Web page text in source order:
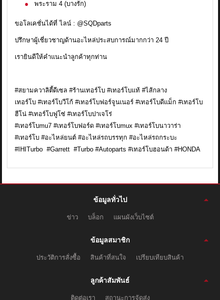
พระราม 4 (บางรัก)
ขอโลเคชั่นได้ที่ ไลน์ : @SQDparts
ปรึกษาผู้เชี่ยวชาญด้านอะไหล่ประสบการณ์มากกว่า 24 ปี
เรายินดีให้คำแนะนำลูกค้าทุกท่าน
#สยามควาลิตี้ดีเซล #ร้านเทอร์โบ #เทอร์โบแท้ #ไส้กลาง
เทอร์โบ #เทอร์โบวีโก้ #เทอร์โบฟอร์จูนเนอร์ #เทอร์โบดีแม็ก #เทอร์โบ
ฮีโน่ #เทอร์โบฟูโซ่ #เทอร์โบปาเจโร่
#เทอร์โบmu7 #เทอร์โบฟอร์ด #เทอร์โบmux #เทอร์โบนาวาร่า
#เทอร์โบ #อะไหล่ยนต์ #อะไหล่รถบรรทุก #อะไหล่รถกระบะ
#IHITurbo #Garrett #Turbo #Autoparts #เทอร์โบฮอนด้า #HONDA
ข้อมูลทั่วไป
ข่าว บล็อก แผนผังเว็บไซต์
ข้อมูลสมาชิก
ประวัติการสั่งซื้อ สินค้าที่สนใจ เปรียบเทียบสินค้า
ลูกค้าสัมพันธ์
ติดต่อเรา สถานะการจัดส่ง